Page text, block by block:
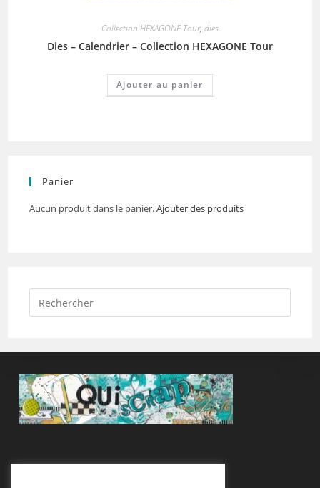
Collection HEXAGONE Tour, dies
Dies – Calendrier – Collection HEXAGONE Tour
Ajouter au panier
Panier
Aucun produit dans le panier.Ajouter des produits